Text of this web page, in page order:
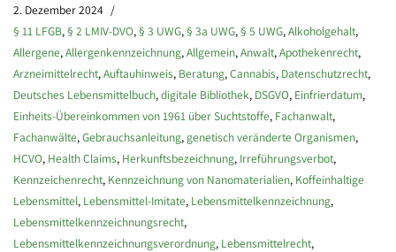
2. Dezember 2024
§ 11 LFGB, § 2 LMIV-DVO, § 3 UWG, § 3a UWG, § 5 UWG, Alkoholgehalt,
Allergene, Allergenkennzeichnung, Allgemein, Anwalt, Apothekenrecht,
Arzneimittelrecht, Auftauhinweis, Beratung, Cannabis, Datenschutzrecht,
Deutsches Lebensmittelbuch, digitale Bibliothek, DSGVO, Einfrierdatum,
Einheits-Übereinkommen von 1961 über Suchtstoffe, Fachanwalt,
Fachanwälte, Gebrauchsanleitung, genetisch veränderte Organismen,
HCVO, Health Claims, Herkunftsbezeichnung, Irreführungsverbot,
Kennzeichenrecht, Kennzeichnung von Nanomaterialien, Koffeinhaltige
Lebensmittel, Lebensmittel-Imitate, Lebensmittelkennzeichnung,
Lebensmittelkennzeichnungsrecht,
Lebensmittelkennzeichnungsverordnung, Lebensmittelrecht,